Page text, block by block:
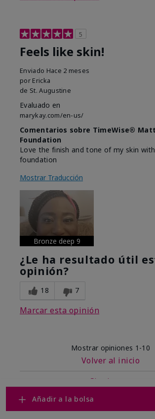
Añadir a la bolsa
5
Feels like skin!
Enviado Hace 2 meses
por Ericka
de St. Augustine
Evaluado en
marykay.com/en-us/
Comentarios sobre TimeWise®
Foundation
Love the finish and tone of my skin
foundation
Mostrar Traducción
Bronze deep 9
¿Le ha resultado útil
opinión?
18 7
Marcar esta opinión
Mostrar opiniones 1-10
Volver al inicio
Siguiente